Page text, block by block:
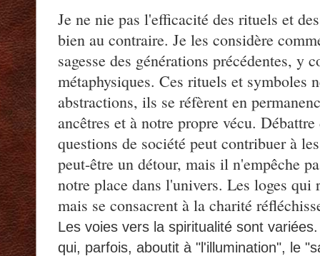
Je ne nie pas l'efficacité des rituels et
bien au contraire. Je les considère
sagesse des générations précédentes, y
métaphysiques. Ces rituels et symboles
abstractions, ils se réfèrent en
ancêtres et à notre propre vécu.
questions de société peut contribuer à
peut-être un détour, mais il n'empêche
notre place dans l'univers. Les loges qui
mais se consacrent à la charité
Les voies vers la spiritualité sont
qui, parfois, aboutit à "l'illumination", le